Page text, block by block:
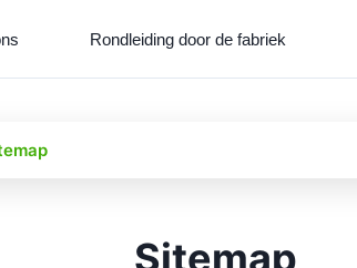
Rondleiding door de fabriek
Sitemap